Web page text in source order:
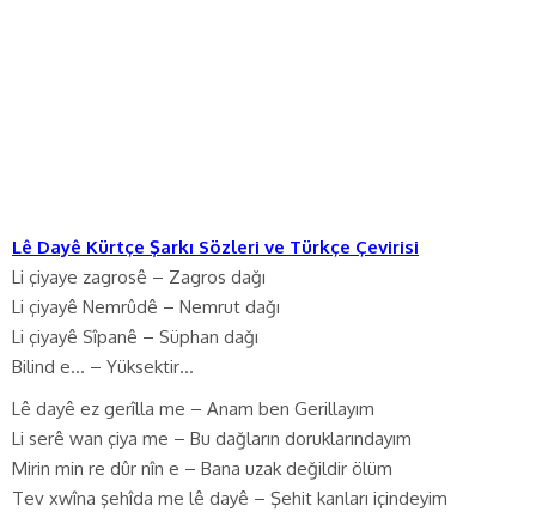
Lê Dayê Kürtçe Şarkı Sözleri ve Türkçe Çevirisi
Li çiyaye zagrosê – Zagros dağı
Li çiyayê Nemrûdê – Nemrut dağı
Li çiyayê Sîpanê – Süphan dağı
Bilind e… – Yüksektir…
Lê dayê ez gerîlla me – Anam ben Gerillayım
Li serê wan çiya me – Bu dağların doruklarındayım
Mirin min re dûr nîn e – Bana uzak değildir ölüm
Tev xwîna şehîda me lê dayê – Şehit kanları içindeyim